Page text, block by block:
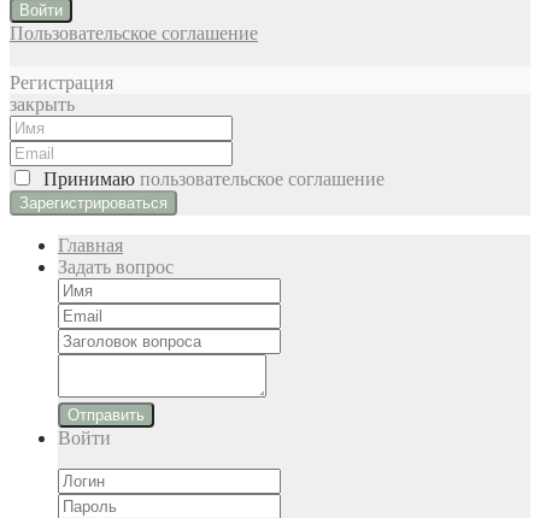
Войти
Пользовательское соглашение
Регистрация
закрыть
Принимаю пользовательское соглашение
Главная
Задать вопрос
Отправить
Войти